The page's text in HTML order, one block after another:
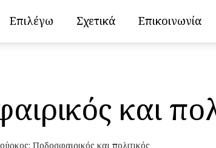
Επιλέγω Σχετικά Επικοινωνία
και
Ποδοσφαιρικός και πολιτικός